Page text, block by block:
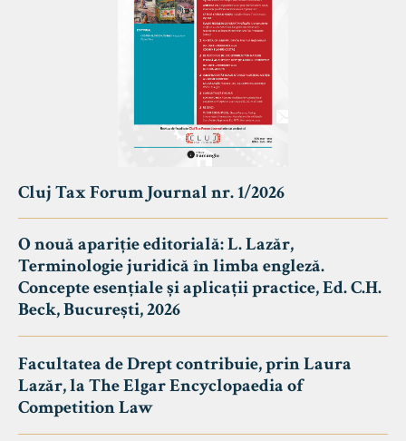
Cluj Tax Forum Journal nr. 1/2026
O nouă apariție editorială: L. Lazăr,
Terminologie juridică în limba engleză.
Concepte esențiale și aplicații practice, Ed. C.H.
Beck, București, 2026
Facultatea de Drept contribuie, prin Laura
Lazăr, la The Elgar Encyclopaedia of
Competition Law